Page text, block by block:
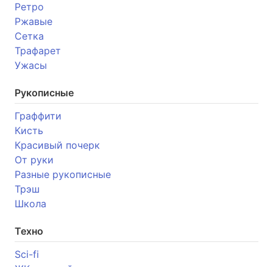
Ретро
Ржавые
Сетка
Трафарет
Ужасы
Рукописные
Граффити
Кисть
Красивый почерк
От руки
Разные рукописные
Трэш
Школа
Техно
Sci-fi